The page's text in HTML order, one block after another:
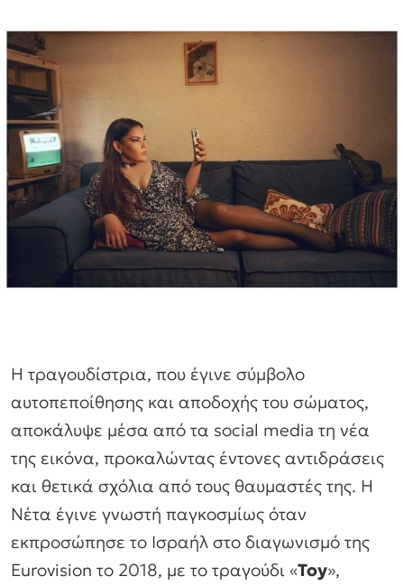
Η τραγουδίστρια, που έγινε σύμβολο
αυτοπεποίθησης και αποδοχής του σώματος,
αποκάλυψε μέσα από τα social media τη νέα
της εικόνα, προκαλώντας έντονες αντιδράσεις
και θετικά σχόλια από τους θαυμαστές της. Η
Νέτα έγινε γνωστή παγκοσμίως όταν
εκπροσώπησε το Ισραήλ στο διαγωνισμό της
Eurovision το 2018, με το τραγούδι «Toy»,